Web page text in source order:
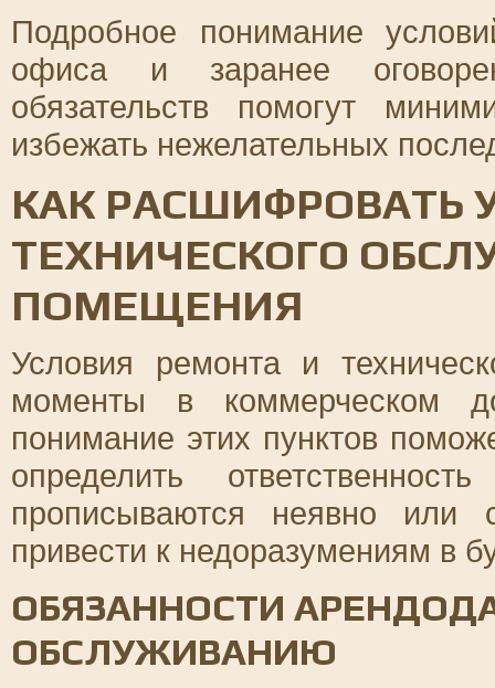
Подробное понимание
офиса и заранее
обязательств помогут
избежать нежелательных
КАК РАСШИФРОВАТЬ
ТЕХНИЧЕСКОГО
ПОМЕЩЕНИЯ
Условия ремонта и
моменты в коммерческом
понимание этих пунктов
определить
прописываются неявно
привести к недоразумениям в
ОБЯЗАННОСТИ
ОБСЛУЖИВАНИЮ